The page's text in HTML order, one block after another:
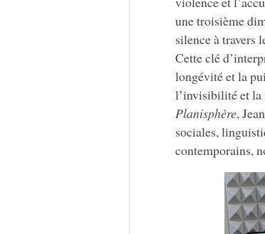
une troisième
silence à travers
Cette clé
longévité et la
l’invisibilité et la
Planisphère,
sociales,
contemporains,